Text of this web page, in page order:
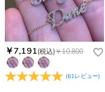
￥7,191(税込)￥10,800
(61レビュー)